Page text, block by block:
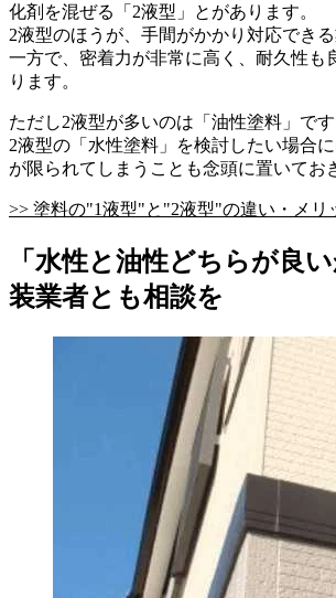
化剤を混ぜる「2液型」とがあります。
2液型のほうが、手間がかかり対応でき
一方で、密着力が非常に高く、耐久性も
ります。
ただし2液型が多いのは「油性塗料」です
2液型の「水性塗料」を検討したい場合
が限られてしまうことも念頭に置いてお
>> 塗料の"1液型"と"2液型"の違い・メリ
「水性と油性どちらが良
装業者とも相談を